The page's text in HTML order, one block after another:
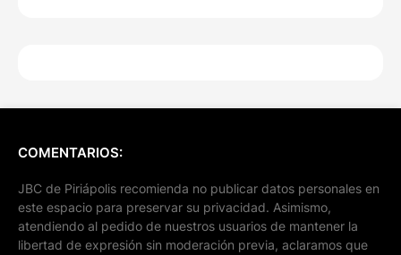
COMENTARIOS:
JBC de Piriápolis recomienda no publicar datos personales en
este espacio para preservar su privacidad. Asimismo,
atendiendo al pedido de nuestros usuarios de mantener la
libertad de expresión sin moderación previa, aclaramos que